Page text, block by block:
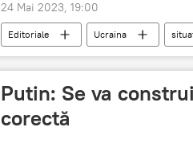
24 Mai 2023, 19:00
Editoriale Ucraina
Putin: Se va
corectă